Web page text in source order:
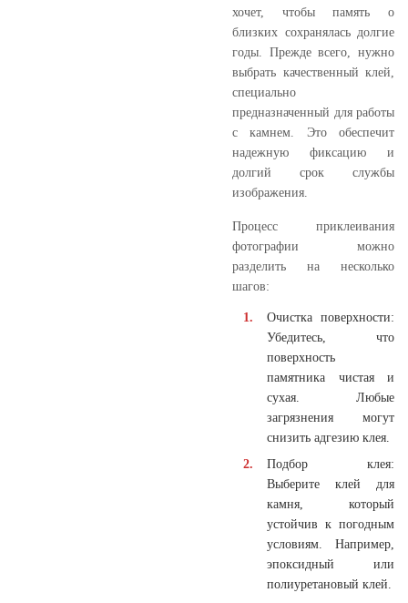
хочет, чтобы память о
близких сохранялась долгие
годы. Прежде всего, нужно
выбрать качественный клей,
специально
предназначенный для работы
с камнем. Это обеспечит
надежную фиксацию и
долгий срок службы
изображения.
Процесс приклеивания
фотографии можно
разделить на несколько
шагов:
Очистка поверхности:
Убедитесь, что
поверхность
памятника чистая и
сухая. Любые
загрязнения могут
снизить адгезию клея.
Подбор клея:
Выберите клей для
камня, который
устойчив к погодным
условиям. Например,
эпоксидный или
полиуретановый клей.